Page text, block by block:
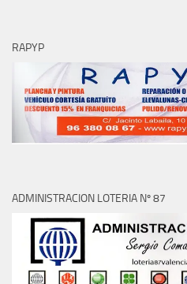
RAPYP
ADMINISTRACION LOTERIA Nº 87